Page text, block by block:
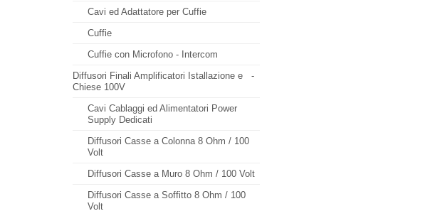
Cavi ed Adattatore per Cuffie
Cuffie
Cuffie con Microfono - Intercom
-
Diffusori Finali Amplificatori Istallazione e
Chiese 100V
Cavi Cablaggi ed Alimentatori Power
Supply Dedicati
Diffusori Casse a Colonna 8 Ohm / 100
Volt
Diffusori Casse a Muro 8 Ohm / 100 Volt
Diffusori Casse a Soffitto 8 Ohm / 100
Volt